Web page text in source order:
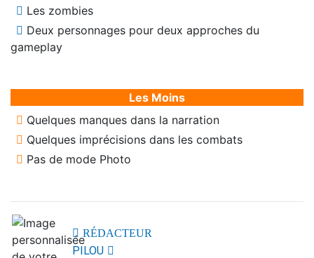
Les zombies
Deux personnages pour deux approches du
gameplay
Les Moins
Quelques manques dans la narration
Quelques imprécisions dans les combats
Pas de mode Photo
RÉDACTEUR
PILOU